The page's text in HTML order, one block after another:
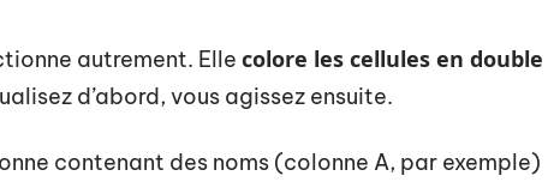
autrement. Elle colore les cellules en double
d’abord, vous agissez ensuite.
contenant des noms (colonne A, par exemple)